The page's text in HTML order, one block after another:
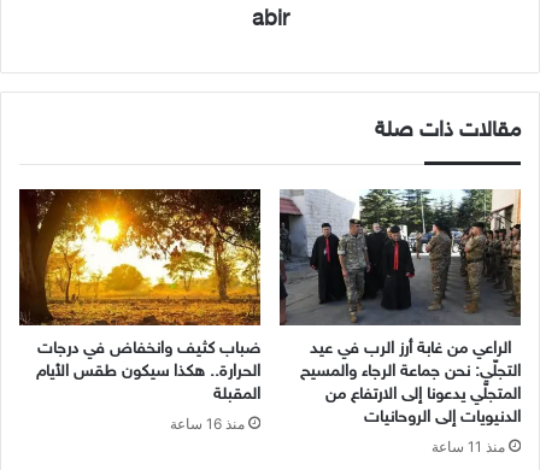
abir
مقالات ذات صلة
الراعي من غابة أرز الرب في عيد
التجلّي: نحن جماعة الرجاء والمسيح
المتجلّي يدعونا إلى الارتفاع من
الدنيويات إلى الروحانيات
منذ 11 ساعة
ضباب كثيف وانخفاض في درجات
الحرارة.. هكذا سيكون طقس الأيام
المقبلة
منذ 16 ساعة